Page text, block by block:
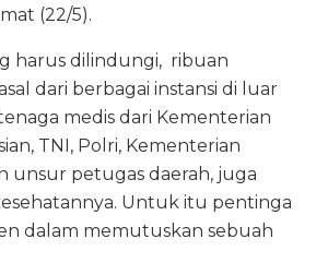
(22/5).
harus dilindungi, ribuan
dari berbagai instansi di luar
medis dari Kementerian
TNI, Polri, Kementerian
unsur petugas daerah, juga
Untuk itu pentinga
dalam memutuskan sebuah